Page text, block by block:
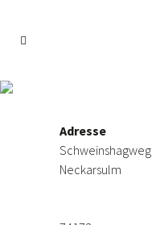
Adresse
Schweinshagweg
Neckarsulm